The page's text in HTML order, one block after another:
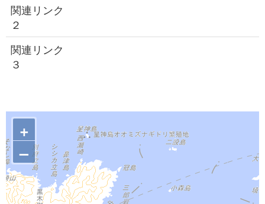
関連リンク
２
関連リンク
３
+
–